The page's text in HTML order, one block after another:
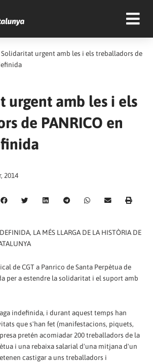
Solidaritat urgent amb les i els treballadors de
urgent amb les i els
de PANRICO en
2014
LA MÉS LLARGA DE LA HISTÒRIA DE
de CGT a Panrico de Santa Perpètua de
per a estendre la solidaritat i el suport amb
indefinida, i durant aquest temps han
que s'han fet (manifestacions, piquets,
pretén acomiadar 200 treballadors de la
i una rebaixa salarial d'una mitjana d'un
castigar a uns treballadors i